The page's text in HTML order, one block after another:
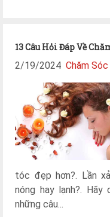
13 Câu Hỏi Đáp Về
2/19/2024 Chăm
tóc đẹp hơn?. Lần
nóng hay lạnh?. Hãy
những câu...